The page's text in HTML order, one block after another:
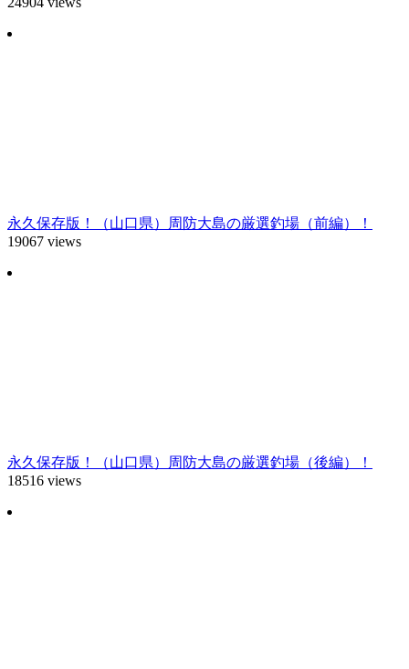
永久保存版！（山口県）周防大島の厳選釣場（前編）！
19067 views
永久保存版！（山口県）周防大島の厳選釣場（後編）！
18516 views